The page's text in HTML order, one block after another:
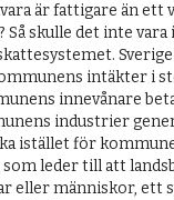
är fattigare än ett
skulle det inte vara
intäkter i
innevånare
industrier
istället för
som leder till att
eller människor, ett